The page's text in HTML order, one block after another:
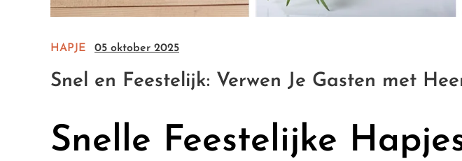
HAPJE 05 oktober 2025
Snel en Feestelijk: Verwen Je Gasten met
Snelle Feestelijke